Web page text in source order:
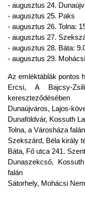
- augusztus 24.
- augusztus 25. Paks
- augusztus 26. Tolna:
- augusztus 27.
- augusztus 28. Báta:
- augusztus 29.
Az emléktáblák pontos
Ercsi, A Bajcsy-
kereszteződésében
Dunaújváros, Lajos-
Dunaföldvár, Kossuth
Tolna, a Városháza
Szekszárd, Béla király
Báta, Fő utca 241.
Dunaszekcső,
falán
Sátorhely, Mohácsi